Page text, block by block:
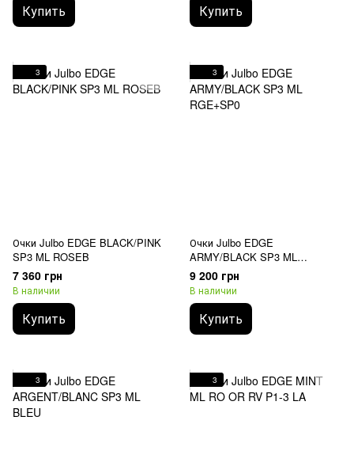
Купить Купить
3
Очки Julbo EDGE BLACK/PINK
SP3 ML ROSEB
7 360 грн
В наличии
Купить
3
Очки Julbo EDGE
ARMY/BLACK SP3 ML
RGE+SP0
9 200 грн
В наличии
Купить
3 3